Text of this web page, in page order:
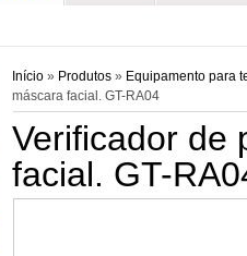
Início » Produtos» Equipamento para
máscara facial. GT-RA04
Verificador de
facial. GT-